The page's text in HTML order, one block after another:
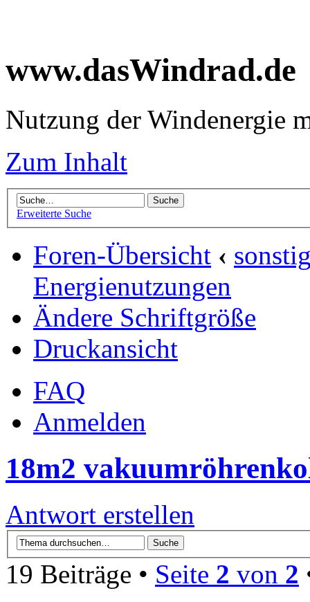
www.dasWindrad.de
Nutzung der Windenergie
Zum Inhalt
Erweiterte Suche
Foren-Übersicht ‹
Energienutzungen
Ändere Schriftgröße
Druckansicht
FAQ
Anmelden
18m2
Antwort erstellen
19 Beiträge • Seite 2 von 2